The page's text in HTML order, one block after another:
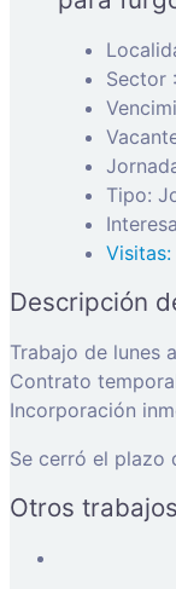
Sector
Tipo:
Visitas:
Descripción
Trabajo de lunes
Contrato
Incorporación
Se cerró el plazo
Otros